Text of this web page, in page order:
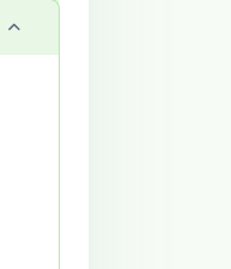
Collapse